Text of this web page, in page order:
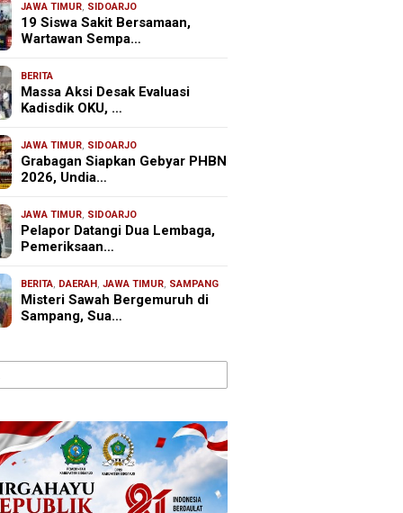
JAWA TIMUR, SIDOARJO
19 Siswa Sakit Bersamaan,
Wartawan Sempa…
BERITA
Massa Aksi Desak Evaluasi
Kadisdik OKU, …
JAWA TIMUR, SIDOARJO
Grabagan Siapkan Gebyar PHBN
2026, Undia…
JAWA TIMUR, SIDOARJO
Pelapor Datangi Dua Lembaga,
Pemeriksaan…
BERITA, DAERAH,JAWA TIMUR, SAMPANG
Misteri Sawah Bergemuruh di
Sampang, Sua…